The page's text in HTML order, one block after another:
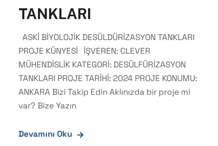
TANKLARI
ASKİ BİYOLOJİK DESÜLDÜRİZASYON TANKLARI
PROJE KÜNYESİ İŞVEREN: CLEVER
MÜHENDİSLİK KATEGORİ: DESÜLFÜRİZASYON
TANKLARI PROJE TARİHİ: 2024 PROJE KONUMU:
ANKARA Bizi Takip Edin Aklınızda bir proje mi
var? Bize Yazın
Devamını Oku